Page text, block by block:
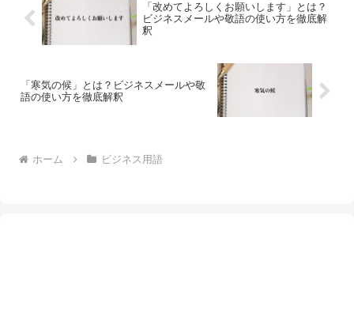
「改めてよろしくお願いします」とは？
ビジネスメールや敬語の使い方を徹底解
釈
「寒気の候」とは？ビジネスメールや敬
語の使い方を徹底解釈
ホーム ビジネス用語